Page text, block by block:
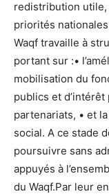
redistribution
priorités
Waqf travaille à
portant sur :•
mobilisation du
publics et d’intérêt
partenariats, • et
social. A ce stade
poursuivre sans
appuyés à
du Waqf.Par leur